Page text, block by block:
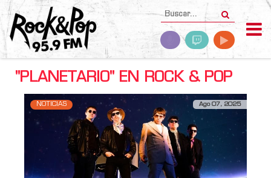
"PLANETARIO" EN ROCK & POP
NOTICIAS Ago 07, 2025